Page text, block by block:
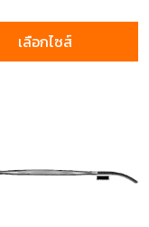
เลือกไซส์